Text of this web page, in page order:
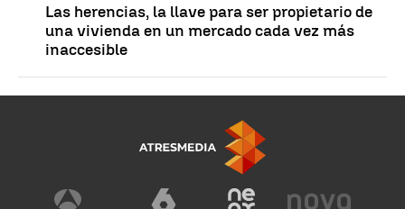
Las herencias, la llave para ser propietario de
una vivienda en un mercado cada vez más
inaccesible